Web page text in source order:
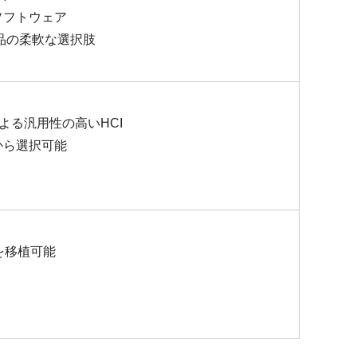
トウェア
の柔軟な選択肢
る汎用性の高いHCI
選択可能
移植可能